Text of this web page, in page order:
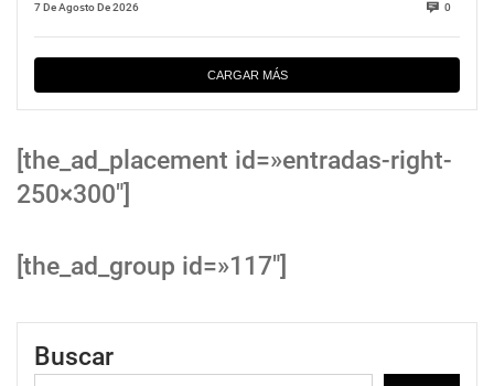
7 De Agosto De 2026 0
CARGAR MÁS
[the_ad_placement id=»entradas-right-
250×300″]
[the_ad_group id=»117″]
Buscar